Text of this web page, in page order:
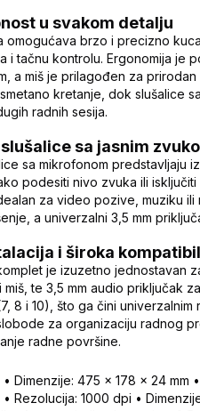
u svakom detalju
omogućava brzo i precizno
i tačnu kontrolu. Ergonomija je
a miš je prilagođen za
kretanje, dok slušalice
radnih sesija.
sa jasnim
sa mikrofonom predstavljaju
podesiti nivo zvuka ili
za video pozive, muziku ili
a univerzalni 3,5 mm
i široka
je izuzetno
miš, te 3,5 mm audio priključak
8 i 10), što ga čini
za organizaciju radnog
radne površine.
• Dimenzije: 475 x 178 x 24 mm
Rezolucija: 1000 dpi •